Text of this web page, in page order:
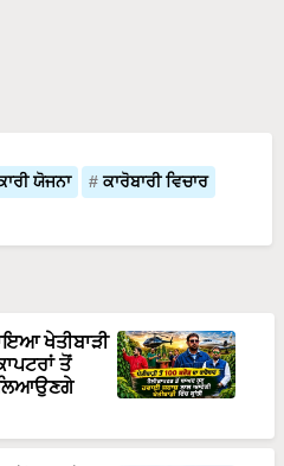
ਯੋਜਨਾ ਕਾਰੋਬਾਰੀ ਵਿਚਾਰ
ਖੇਤੀਬਾੜੀ
ਤੋਂ
ਲਿਆਉਣਗੇ